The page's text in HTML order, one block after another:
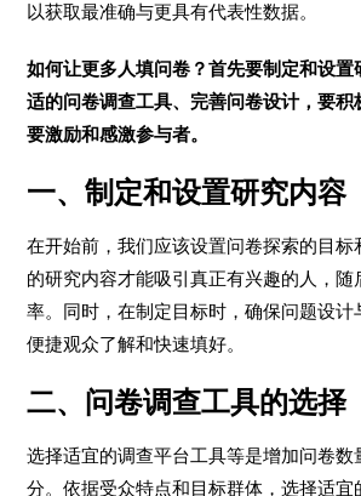
以获取最准确与更具有代表性数据。
如何让更多人填问卷？首先要制定和设置
适的问卷调查工具、完善问卷设计，要积
要激励和感激参与者。
一、制定和设置研究内容
在开始前，我们应该设置问卷探索的目标
的研究内容才能吸引真正有兴趣的人，随
率。同时，在制定目标时，确保问题设计
便捷观众了解和快速填好。
二、问卷调查工具的选择
选择适宜的调查平台工具等是增加问卷数
分。依据受众特点和目标群体，选择适宜